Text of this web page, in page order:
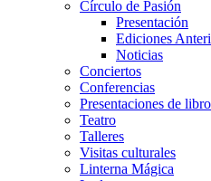
Círculo de Pasión
Presentación
Ediciones
Noticias
Conciertos
Conferencias
Presentaciones de
Teatro
Talleres
Visitas culturales
Linterna Mágica